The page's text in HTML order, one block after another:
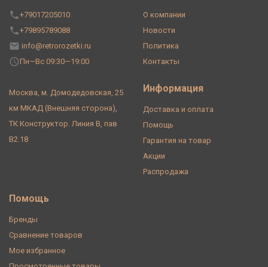
+79017205010
+79895789088
info@retrorozetki.ru
Пн—Вс 09:30—19:00
Москва, м. Домодедовская, 25
км МКАД (Внешняя сторона),
ТК Конструктор. Линия В, пав
В2.18
О компании
Новости
Политика
Контакты
Информация
Доставка и оплата
Помощь
Гарантия на товар
Акции
Распродажа
Помощь
Бренды
Сравнение товаров
Мое избранное